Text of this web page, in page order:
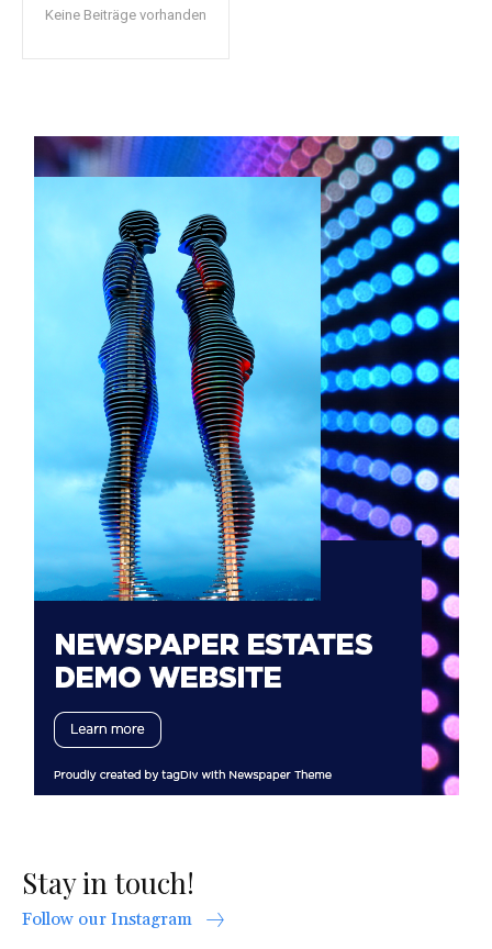
Keine Beiträge vorhanden
Stay in touch!
Follow our Instagram